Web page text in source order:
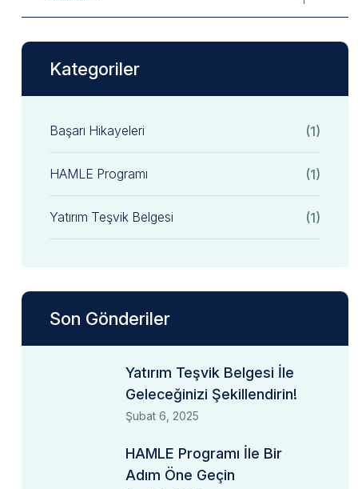
Kategoriler
Başarı Hikayeleri (1)
HAMLE Programı (1)
Yatırım Teşvik Belgesi (1)
Son Gönderiler
Yatırım Teşvik Belgesi İle
Geleceğinizi Şekillendirin!
Şubat 6, 2025
HAMLE Programı İle Bir
Adım Öne Geçin